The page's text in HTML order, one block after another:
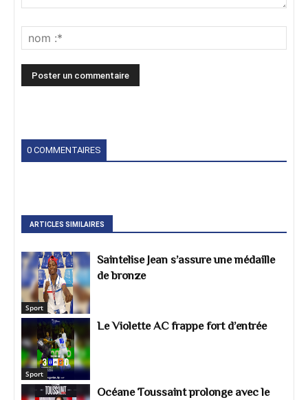
0 COMMENTAIRES
ARTICLES SIMILAIRES
Sport
Saintelise Jean s’assure une médaille
de bronze
Sport
Le Violette AC frappe fort d’entrée
Océane Toussaint prolonge avec le